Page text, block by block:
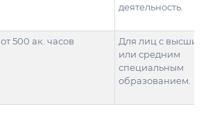
деятельность.
от 500 ак. часов
Для лиц с высшим
или средним
специальным
образованием.